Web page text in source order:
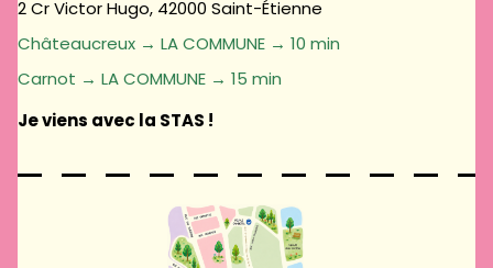
2 Cr Victor Hugo, 42000 Saint-Étienne
Châteaucreux → LA COMMUNE → 10 min
Carnot → LA COMMUNE → 15 min
Je viens avec la STAS !